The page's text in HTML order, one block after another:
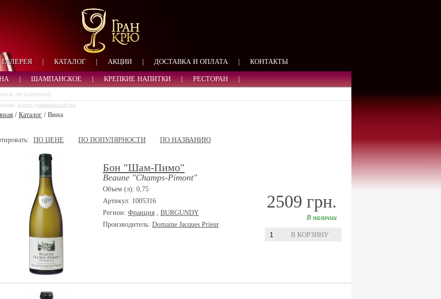
ЛОГИН
ЗАПОМНИТЬ МЕНЯ
ВАШЕ ИМЯ:
ТЕЛЕФОН:
ИМЯ
ГАЛЕРЕЯ | КАТАЛОГ АКЦИИ ДОСТАВКА И ОПЛАТА КОНТАКТЫ
ШАМПАНСКОЕ КРЕПКИЕ НАПИТКИ РЕСТОРАН
кьянти, доминиканский ром
/ Каталог / Вина
ПО ЦЕНЕ ПО ПОПУЛЯРНОСТИ ПО НАЗВАНИЮ
Бон "Шам-Пимо"
Beaune "Champs-Pimont"
Объем (л): 0,75
Артикул: 1005316
Регион: Франция , BURGUNDY
Производитель: Domaine Jacques Prieur
2509 грн.
В наличии
В КОРЗИНУ